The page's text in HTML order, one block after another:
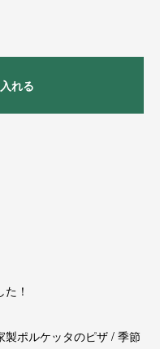
れる
！
製ポルケッタのピザ / 季節